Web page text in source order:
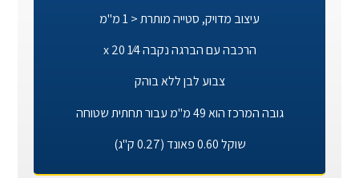
עיצוב מדויק, סטייה מותרת < 1 מ"מ
הרכבה עם הברגה נקבה 1⁄4 x 20
צבוע לבן ללא בוהק
גובה המרכז הוא 49 מ"מ עבור תחתית שטוחה
שוקל 0.60 פאונד (0.27 ק"ג)